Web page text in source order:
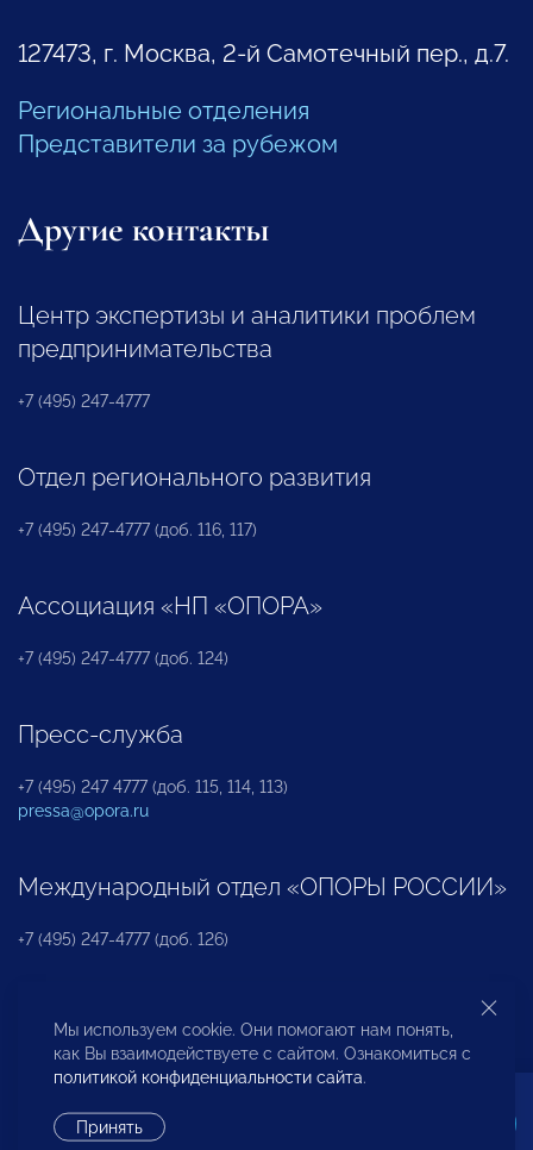
127473, г. Москва, 2-й Самотечный пер., д.7.
Региональные отделения
Представители за рубежом
Другие контакты
Центр экспертизы и аналитики проблем
предпринимательства
+7 (495) 247-4777
Отдел регионального развития
+7 (495) 247-4777 (доб. 116, 117)
Ассоциация «НП «ОПОРА»
+7 (495) 247-4777 (доб. 124)
Пресс-служба
+7 (495) 247 4777 (доб. 115, 114, 113)
pressa@opora.ru
Международный отдел «ОПОРЫ РОССИИ»
+7 (495) 247-4777 (доб. 126)
Бюро по защите прав предпринимателей и
инвесторов
Мы используем cookie. Они помогают нам понять,
как Вы взаимодействуете с сайтом. Ознакомиться с
политикой конфиденциальности сайта.
Принять